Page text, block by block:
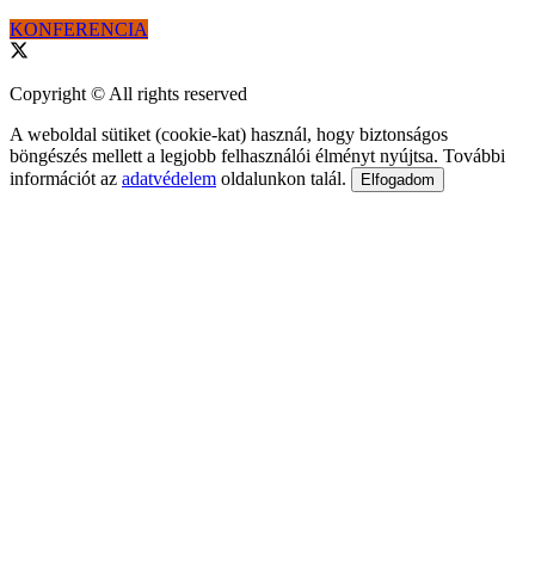
KONFERENCIA
Copyright © All rights reserved
A weboldal sütiket (cookie-kat) használ, hogy biztonságos
böngészés mellett a legjobb felhasználói élményt nyújtsa. További
információt az adatvédelem oldalunkon talál. Elfogadom